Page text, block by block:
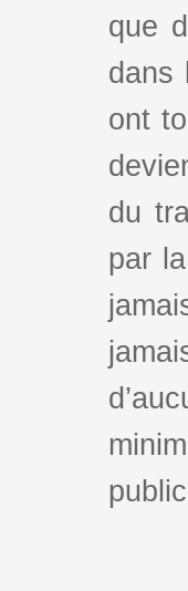
que
dans
ont
du
par